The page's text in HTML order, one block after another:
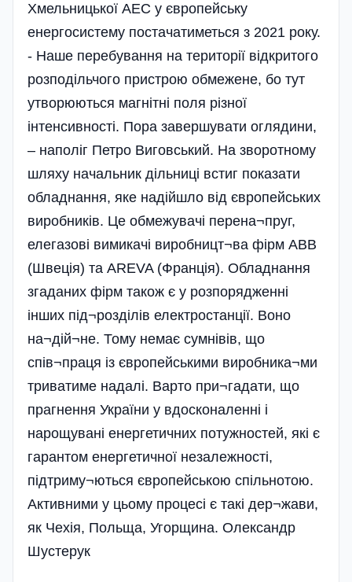
Хмельницької АЕС у європейську
енергосистему постачатиметься з 2021 року.
- Наше перебування на території відкритого
розподільчого пристрою обмежене, бо тут
утворюються магнітні поля різної
інтенсивності. Пора завершувати оглядини,
– наполіг Петро Виговський. На зворотному
шляху начальник дільниці встиг показати
обладнання, яке надійшло від європейських
виробників. Це обмежувачі перена¬пруг,
елегазові вимикачі виробницт¬ва фірм ABB
(Швеція) та AREVA (Франція). Обладнання
згаданих фірм також є у розпорядженні
інших під¬розділів електростанції. Воно
на¬дій¬не. Тому немає сумнівів, що
спів¬праця із європейськими виробника¬ми
триватиме надалі. Варто при¬гадати, що
прагнення України у вдосконаленні і
нарощувані енергетичних потужностей, які є
гарантом енергетичної незалежності,
підтриму¬ються європейською спільнотою.
Активними у цьому процесі є такі дер¬жави,
як Чехія, Польща, Угорщина. Олександр
Шустерук